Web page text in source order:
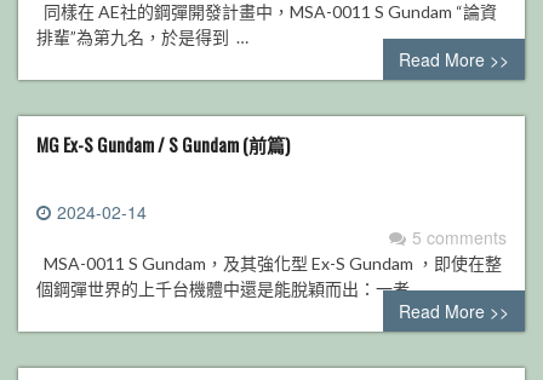
同樣在 AE社的鋼彈開發計畫中，MSA-0011 S Gundam “論資
排輩”為第九名，於是得到 …
Read More >>
MG Ex-S Gundam / S Gundam (前篇)
2024-02-14
5 comments
MSA-0011 S Gundam，及其強化型 Ex-S Gundam ，即使在整
個鋼彈世界的上千台機體中還是能脫穎而出：一者…
Read More >>